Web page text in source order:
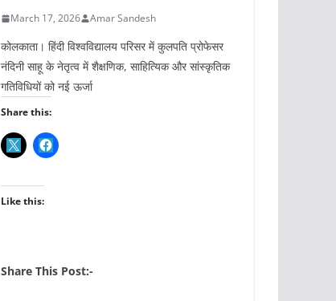
March 17, 2026 Amar Sandesh
कोलकाता। हिंदी विश्वविद्यालय परिसर में कुलपति प्रोफेसर
नंदिनी साहू के नेतृत्व में शैक्षणिक, साहित्यिक और सांस्कृतिक
गतिविधियों को नई ऊर्जा
Share this:
Like this:
Share This Post:-